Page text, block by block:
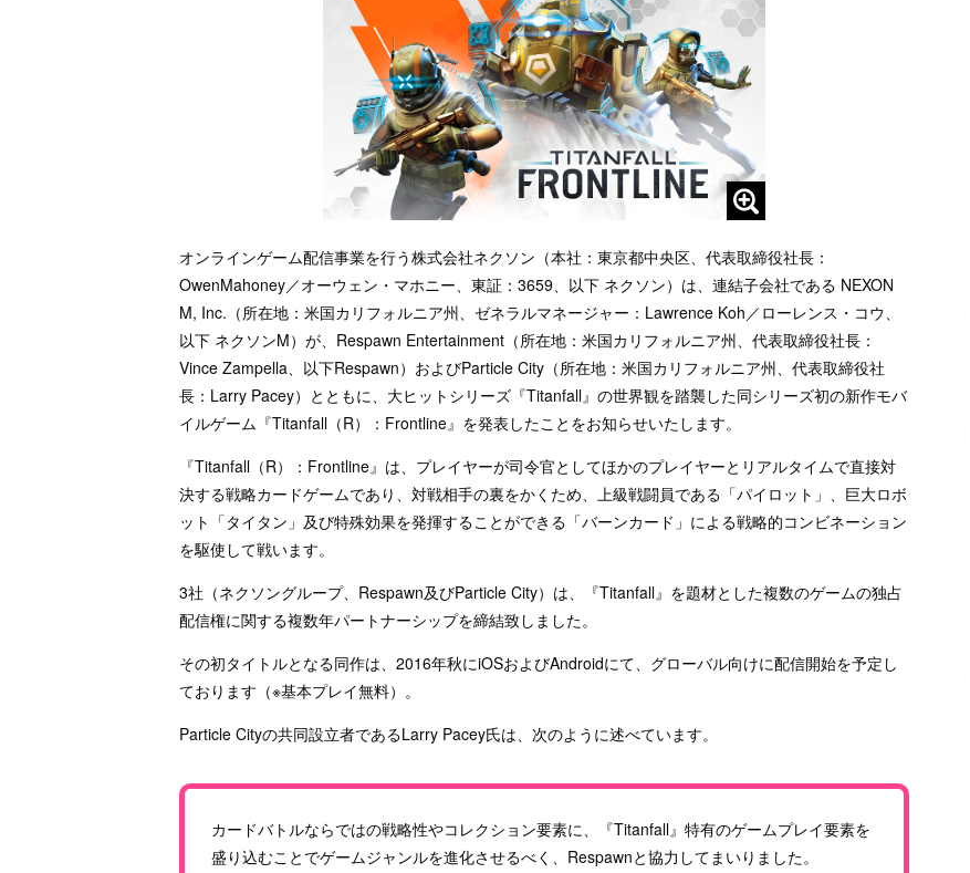
オンラインゲーム配信事業を行う株式会社ネクソン（本社：東京都中央区、代表取締役社長：
OwenMahoney／オーウェン・マホニー、東証：3659、以下 ネクソン）は、連結子会社である NEXON
M, Inc.（所在地：米国カリフォルニア州、ゼネラルマネージャー：Lawrence Koh／ローレンス・コウ、
以下 ネクソンM）が、Respawn Entertainment（所在地：米国カリフォルニア州、代表取締役社長：
Vince Zampella、以下Respawn）およびParticle City（所在地：米国カリフォルニア州、代表取締役社
長：Larry Pacey）とともに、大ヒットシリーズ『Titanfall』の世界観を踏襲した同シリーズ初の新作モバ
イルゲーム『Titanfall（R）：Frontline』を発表したことをお知らせいたします。
『Titanfall（R）：Frontline』は、プレイヤーが司令官としてほかのプレイヤーとリアルタイムで直接対
決する戦略カードゲームであり、対戦相手の裏をかくため、上級戦闘員である「パイロット」、巨大ロボ
ット「タイタン」及び特殊効果を発揮することができる「バーンカード」による戦略的コンビネーション
を駆使して戦います。
3社（ネクソングループ、Respawn及びParticle City）は、『Titanfall』を題材とした複数のゲームの独占
配信権に関する複数年パートナーシップを締結致しました。
その初タイトルとなる同作は、2016年秋にiOSおよびAndroidにて、グローバル向けに配信開始を予定し
ております（※基本プレイ無料）。
Particle Cityの共同設立者であるLarry Pacey氏は、次のように述べています。
カードバトルならではの戦略性やコレクション要素に、『Titanfall』特有のゲームプレイ要素を
盛り込むことでゲームジャンルを進化させるべく、Respawnと協力してまいりました。